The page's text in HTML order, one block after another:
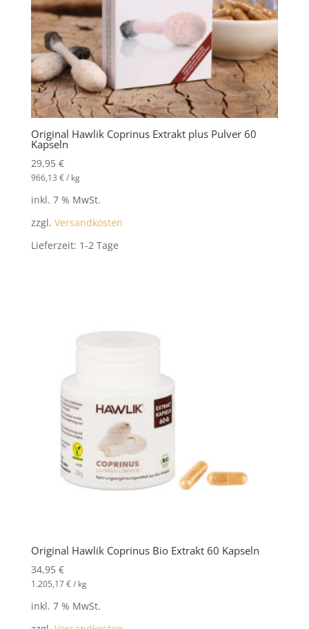
Original Hawlik Coprinus Extrakt plus Pulver 60
Kapseln
29,95 €
966,13 €/ kg
inkl. 7 % MwSt.
zzgl. Versandkosten
Lieferzeit: 1-2 Tage
Original Hawlik Coprinus Bio Extrakt 60 Kapseln
34,95 €
1.205,17€/ kg
inkl. 7 % MwSt.